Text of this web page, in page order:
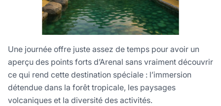
Une journée offre juste assez de temps pour avoir un
aperçu des points forts d’Arenal sans vraiment découvrir
ce qui rend cette destination spéciale : l’immersion
détendue dans la forêt tropicale, les paysages
volcaniques et la diversité des activités.